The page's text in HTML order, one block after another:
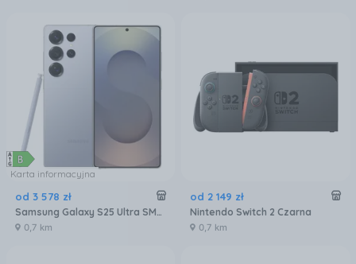
Karta informacyjna
od 3 578 zł
Samsung Galaxy S25 Ultra SM-S938 12/256GB Tytanowy Niebieski
0,7 km
od 2 149 zł
Nintendo Switch 2 Czarna
0,7 km